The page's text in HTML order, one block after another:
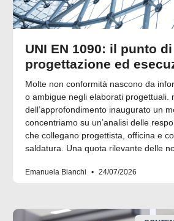
UNI EN 1090: il punto
progettazione ed
Molte non conformità nascono da
o ambigue negli elaborati progettuali.
dell’approfondimento inaugurato un
concentriamo su un’analisi delle
che collegano progettista, officina e
saldatura. Una quota rilevante delle
Emanuela Bianchi 24/07/2026